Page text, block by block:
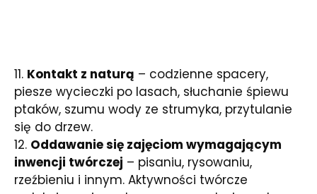
11. Kontakt z naturą – codzienne spacery,
piesze wycieczki po lasach, słuchanie śpiewu
ptaków, szumu wody ze strumyka, przytulanie
się do drzew.
12. Oddawanie się zajęciom wymagającym
inwencji twórczej – pisaniu, rysowaniu,
rzeźbieniu i innym. Aktywności twórcze